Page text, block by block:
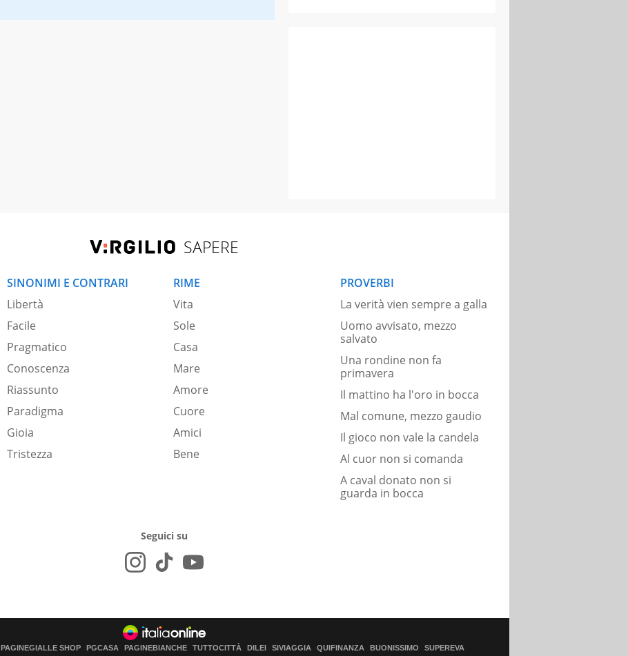
SAPERE
SINONIMI E CONTRARI
Libertà
Facile
Pragmatico
Conoscenza
Riassunto
Paradigma
Gioia
Tristezza
RIME
Vita
Sole
Casa
Mare
Amore
Cuore
Amici
Bene
PROVERBI
La verità vien sempre a galla
Uomo avvisato, mezzo
salvato
Una rondine non fa
primavera
Il mattino ha l'oro in bocca
Mal comune, mezzo gaudio
Il gioco non vale la candela
Al cuor non si comanda
A caval donato non si
guarda in bocca
Seguici su
PAGINEGIALLE SHOP PGCASA PAGINEBIANCHE TUTTOCITTÀ DILEI SIVIAGGIA QUIFINANZA BUONISSIMO SUPEREVA